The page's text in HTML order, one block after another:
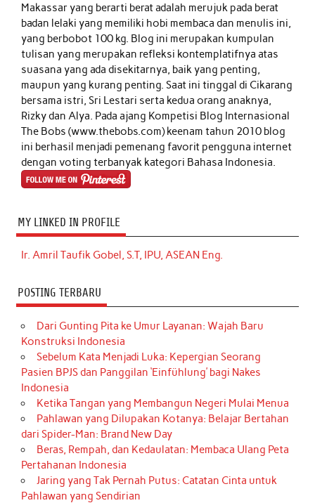
Makassar yang berarti berat adalah merujuk pada berat
badan lelaki yang memiliki hobi membaca dan menulis ini,
yang berbobot 100 kg. Blog ini merupakan kumpulan
tulisan yang merupakan refleksi kontemplatifnya atas
suasana yang ada disekitarnya, baik yang penting,
maupun yang kurang penting. Saat ini tinggal di Cikarang
bersama istri, Sri Lestari serta kedua orang anaknya,
Rizky dan Alya. Pada ajang Kompetisi Blog Internasional
The Bobs (www.thebobs.com) keenam tahun 2010 blog
ini berhasil menjadi pemenang favorit pengguna internet
dengan voting terbanyak kategori Bahasa Indonesia.
MY LINKED IN PROFILE
Ir. Amril Taufik Gobel, S.T, IPU, ASEAN Eng.
POSTING TERBARU
Dari Gunting Pita ke Umur Layanan: Wajah Baru
Konstruksi Indonesia
Sebelum Kata Menjadi Luka: Kepergian Seorang
Pasien BPJS dan Panggilan ‘Einfühlung’ bagi Nakes
Indonesia
Ketika Tangan yang Membangun Negeri Mulai Menua
Pahlawan yang Dilupakan Kotanya: Belajar Bertahan
dari Spider-Man: Brand New Day
Beras, Rempah, dan Kedaulatan: Membaca Ulang Peta
Pertahanan Indonesia
Jaring yang Tak Pernah Putus: Catatan Cinta untuk
Pahlawan yang Sendirian